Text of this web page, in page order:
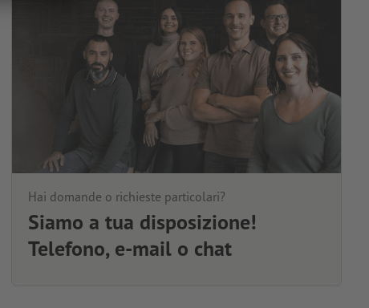
Hai domande o richieste particolari?
Siamo a tua disposizione!
Telefono, e-mail o chat